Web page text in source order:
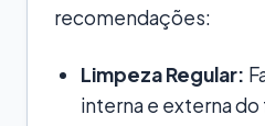
recomendações:
Limpeza Regular:
interna e externa